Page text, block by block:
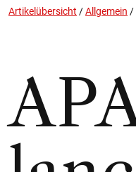
Artikelübersicht /Allgemein /